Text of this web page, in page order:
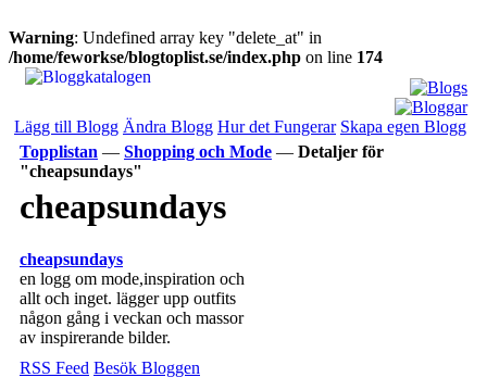
Warning: Undefined array key "delete_at" in
/home/feworkse/blogtoplist.se/index.php on line 174
Lägg till Blogg Ändra Blogg Hur det Fungerar Skapa egen Blogg
Topplistan — Shopping och Mode — Detaljer för
"cheapsundays"
cheapsundays
cheapsundays
en logg om mode,inspiration och
allt och inget. lägger upp outfits
någon gång i veckan och massor
av inspirerande bilder.
RSS Feed Besök Bloggen